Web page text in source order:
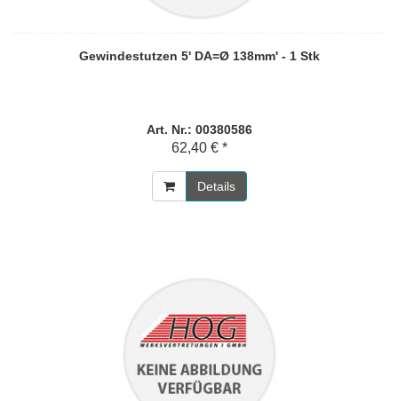
Gewindestutzen 5' DA=Ø 138mm' - 1 Stk
Art. Nr.: 00380586
62,40 € *
Details